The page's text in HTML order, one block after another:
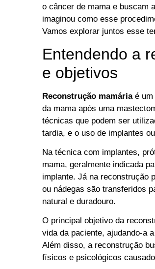
o câncer de mama e buscam
imaginou como esse
Vamos explorar juntos esse
Entendendo a
e objetivos
Reconstrução mamáriaé um
da mama após uma
técnicas que podem ser
tardia, e o uso de implantes
Na técnica com implantes,
mama, geralmente indicada
implante. Já na reconstrução
ou nádegas são transferidos
natural e duradouro.
O principal objetivo da
vida da paciente, ajudando-a
Além disso, a reconstrução
físicos e psicológicos